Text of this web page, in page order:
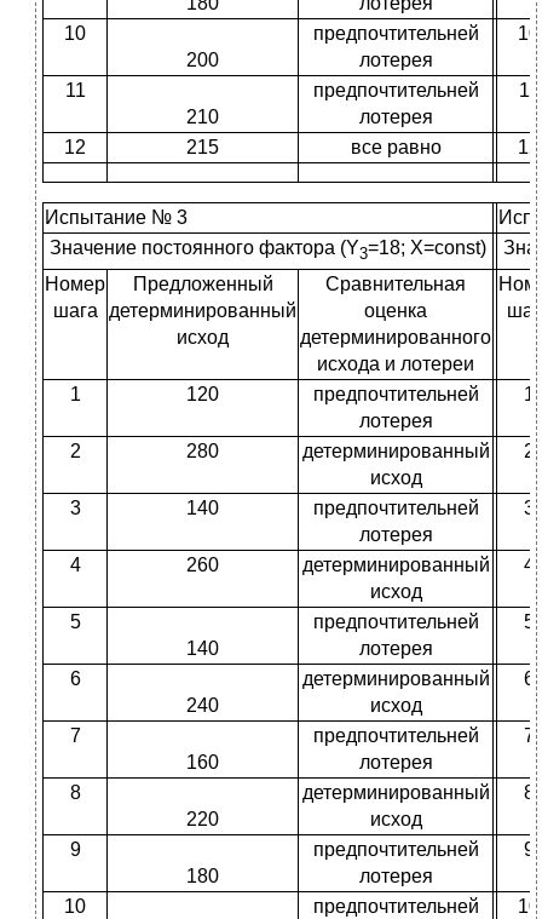
10
200
предпочтительней
лотерея
10
11
210
предпочтительней
лотерея
11
12 215 все равно 12
Испытание № 3
Значение постоянного фактора (Y3=18; X=const)
Номер
шага
Предложенный
детерминированный
исход
Сравнительная
оценка
детерминированного
исхода и лотереи
1 120
предпочтительней
лотерея
1
2 280
детерминированный
исход
2
3 140
предпочтительней
лотерея
3
4 260
детерминированный
исход
4
5
140
предпочтительней
лотерея
5
6
240
детерминированный
исход
6
7
160
предпочтительней
лотерея
7
8
220
детерминированный
исход
8
9
180
предпочтительней
лотерея
9
10
предпочтительней
10